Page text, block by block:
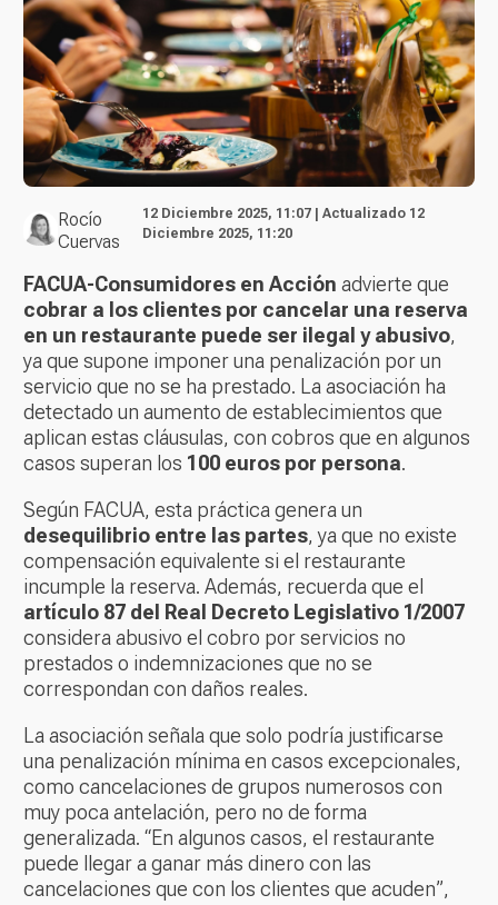
Rocío
Cuervas
12 Diciembre 2025, 11:07 | Actualizado 12
Diciembre 2025, 11:20
FACUA-Consumidores en Acción advierte que
cobrar a los clientes por cancelar una reserva
en un restaurante puede ser ilegal y abusivo,
ya que supone imponer una penalización por un
servicio que no se ha prestado. La asociación ha
detectado un aumento de establecimientos que
aplican estas cláusulas, con cobros que en algunos
casos superan los 100 euros por persona.
Según FACUA, esta práctica genera un
desequilibrio entre las partes, ya que no existe
compensación equivalente si el restaurante
incumple la reserva. Además, recuerda que el
artículo 87 del Real Decreto Legislativo 1/2007
considera abusivo el cobro por servicios no
prestados o indemnizaciones que no se
correspondan con daños reales.
La asociación señala que solo podría justificarse
una penalización mínima en casos excepcionales,
como cancelaciones de grupos numerosos con
muy poca antelación, pero no de forma
generalizada. “En algunos casos, el restaurante
puede llegar a ganar más dinero con las
cancelaciones que con los clientes que acuden”,